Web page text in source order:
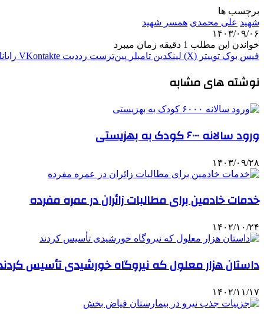
برچسب ها
شهید علی محمدی همسر شهید
۱۴۰۳/۰۹/۰۶
خواندن این مطلب 1 دقیقه زمان میبرد
فیس بوک توییتر (X) لینکدین ‫تامبلر ‫پین‌ترست ‫رددیت ‫VKontakte
نوشته های مشابه
ورود سالانه ۶۰۰۰ کودک به بهزیستی
۱۴۰۳/۰۹/۲۸
خدمات خادمین برای مطالبات زائران در عمره مفرده
۱۴۰۲/۱۰/۲۴
داستان هزار معلول که نیروگاه خورشیدی تأسیس
۱۴۰۲/۱۱/۱۷